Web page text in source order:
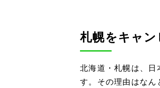
札幌をキャン
北海道・札幌は、
す。その理由はなん